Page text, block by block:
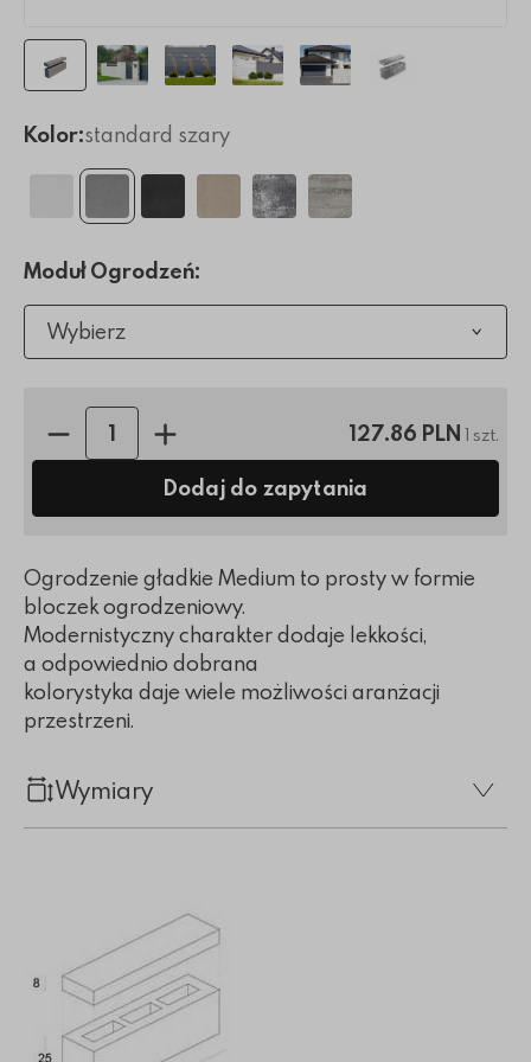
Kolor:standard szary
Moduł Ogrodzeń:
Wybierz
Ilość sztuk: 127.86 PLN 1 szt.
Dodaj do zapytania
Ogrodzenie gładkie Medium to prosty w formie
bloczek ogrodzeniowy.
Modernistyczny charakter dodaje lekkości,
a odpowiednio dobrana
kolorystyka daje wiele możliwości aranżacji
przestrzeni.
Wymiary